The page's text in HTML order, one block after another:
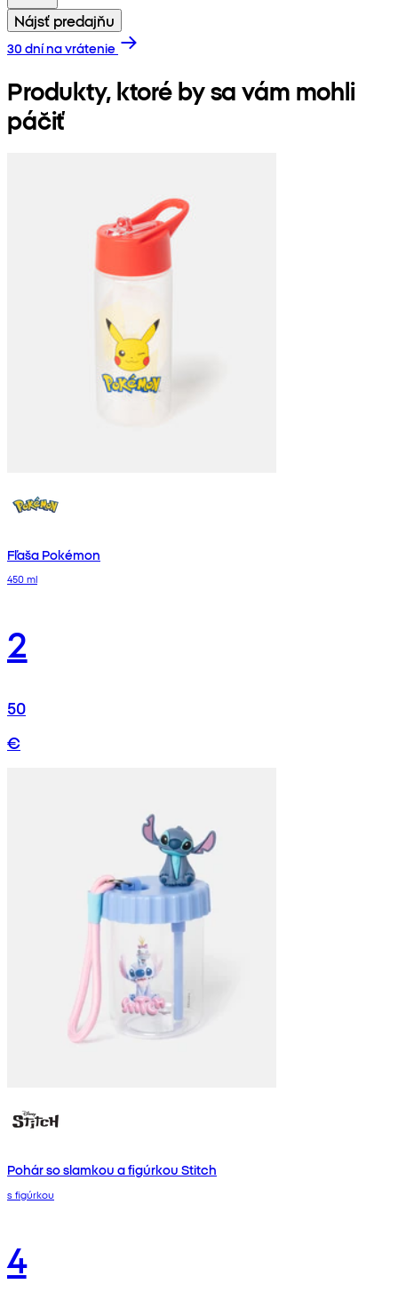
Nájsť predajňu
30 dní na vrátenie
Produkty, ktoré by sa vám mohli
páčiť
Fľaša Pokémon
450 ml
2
50
€
Pohár so slamkou a figúrkou Stitch
s figúrkou
4